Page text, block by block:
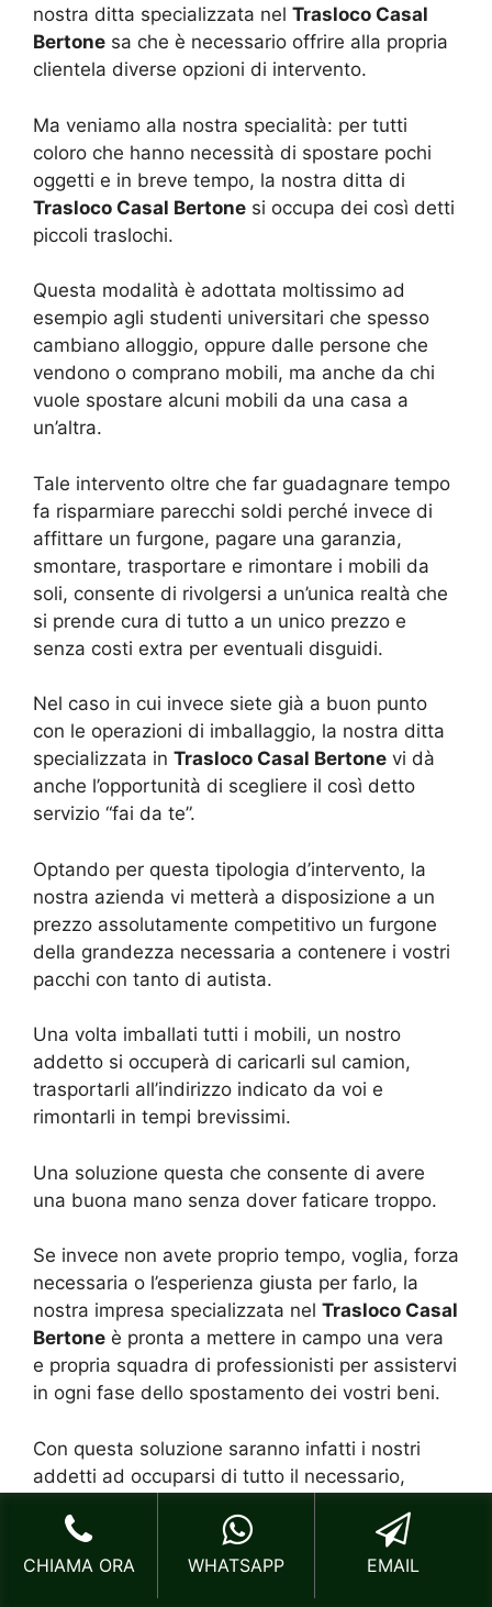
nostra ditta specializzata nel Trasloco Casal
Bertone sa che è necessario offrire alla propria
clientela diverse opzioni di intervento.
Ma veniamo alla nostra specialità: per tutti
coloro che hanno necessità di spostare pochi
oggetti e in breve tempo, la nostra ditta di
Trasloco Casal Bertone si occupa dei così detti
piccoli traslochi.
Questa modalità è adottata moltissimo ad
esempio agli studenti universitari che spesso
cambiano alloggio, oppure dalle persone che
vendono o comprano mobili, ma anche da chi
vuole spostare alcuni mobili da una casa a
un’altra.
Tale intervento oltre che far guadagnare tempo
fa risparmiare parecchi soldi perché invece di
affittare un furgone, pagare una garanzia,
smontare, trasportare e rimontare i mobili da
soli, consente di rivolgersi a un’unica realtà che
si prende cura di tutto a un unico prezzo e
senza costi extra per eventuali disguidi.
Nel caso in cui invece siete già a buon punto
con le operazioni di imballaggio, la nostra ditta
specializzata in Trasloco Casal Bertone vi dà
anche l’opportunità di scegliere il così detto
servizio “fai da te”.
Optando per questa tipologia d’intervento, la
nostra azienda vi metterà a disposizione a un
prezzo assolutamente competitivo un furgone
della grandezza necessaria a contenere i vostri
pacchi con tanto di autista.
Una volta imballati tutti i mobili, un nostro
addetto si occuperà di caricarli sul camion,
trasportarli all’indirizzo indicato da voi e
rimontarli in tempi brevissimi.
Una soluzione questa che consente di avere
una buona mano senza dover faticare troppo.
Se invece non avete proprio tempo, voglia, forza
necessaria o l’esperienza giusta per farlo, la
nostra impresa specializzata nel Trasloco Casal
Bertone è pronta a mettere in campo una vera
e propria squadra di professionisti per assistervi
in ogni fase dello spostamento dei vostri beni.
Con questa soluzione saranno infatti i nostri
addetti ad occuparsi di tutto il necessario,
inutile e sforzi di ogni sorta.
CHIAMA ORA WHATSAPP EMAIL